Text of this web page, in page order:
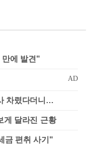
만에 발견"
차렸다더니…
게 달라진 근황
금 편취 사기"